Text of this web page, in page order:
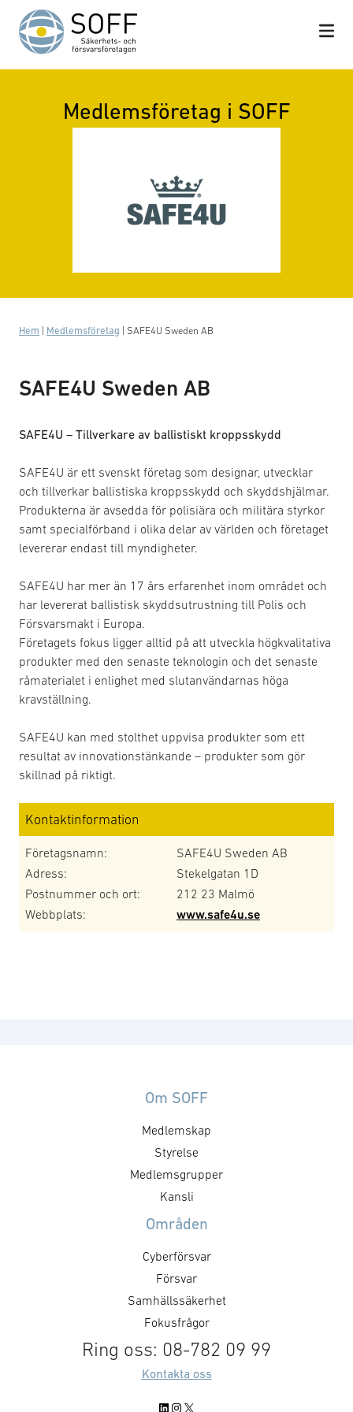
Hoppa till innehåll
Medlemsföretag i SOFF
Hem Medlemsföretag SAFE4U Sweden AB
SAFE4U Sweden AB
SAFE4U – Tillverkare av ballistiskt kroppsskydd
SAFE4U är ett svenskt företag som designar, utvecklar
och tillverkar ballistiska kroppsskydd och skyddshjälmar.
Produkterna är avsedda för polisiära och militära styrkor
samt specialförband i olika delar av världen och företaget
levererar endast till myndigheter.
SAFE4U har mer än 17 års erfarenhet inom området och
har levererat ballistisk skyddsutrustning till Polis och
Försvarsmakt i Europa.
Företagets fokus ligger alltid på att utveckla högkvalitativa
produkter med den senaste teknologin och det senaste
råmaterialet i enlighet med slutanvändarnas höga
kravställning.
SAFE4U kan med stolthet uppvisa produkter som ett
resultat av innovationstänkande – produkter som gör
skillnad på riktigt.
Kontaktinformation
Företagsnamn:
SAFE4U Sweden AB
Adress:
Stekelgatan 1D
Postnummer och ort:
212 23 Malmö
Webbplats:
www.safe4u.se
Om SOFF
Medlemskap
Styrelse
Medlemsgrupper
Kansli
Områden
Cyberförsvar
Försvar
Samhällssäkerhet
Fokusfrågor
Ring oss: 08-782 09 99
Kontakta oss
LinkedIn
Instagram
X